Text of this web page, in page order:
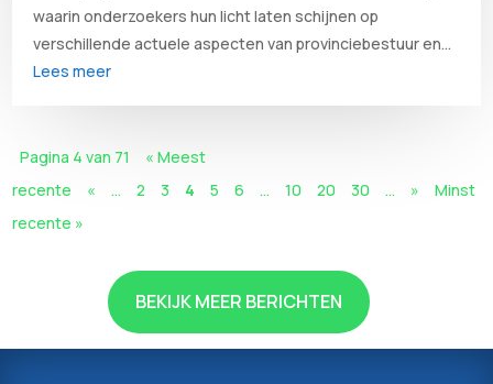
waarin onderzoekers hun licht laten schijnen op
verschillende actuele aspecten van provinciebestuur en...
Lees meer
Pagina 4 van 71
« Meest
recente
« ... 2 3 4 5 6 ... 10 20 30 ... »
Minst
recente »
BEKIJK MEER BERICHTEN